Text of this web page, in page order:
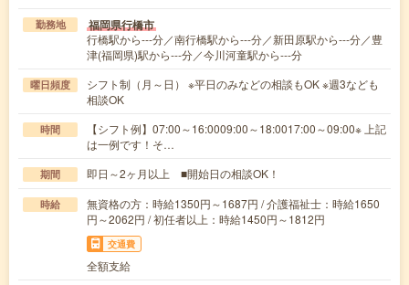
勤務地 福岡県行橋市
行橋駅から---分／南行橋駅から---分／新田原駅から---分／豊
津(福岡県)駅から---分／今川河童駅から---分
曜日頻度
シフト制（月～日） ※平日のみなどの相談もOK ※週3なども
相談OK
時間
【シフト例】07:00～16:0009:00～18:0017:00～09:00※ 上記
は一例です！そ…
期間 即日～2ヶ月以上 ■開始日の相談OK！
時給
無資格の方：時給1350円～1687円 / 介護福祉士：時給1650
円～2062円 / 初任者以上：時給1450円～1812円
交通費
全額支給